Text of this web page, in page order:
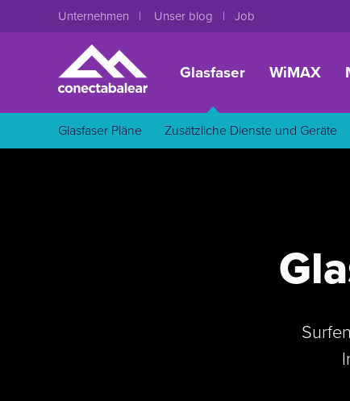
Unternehmen Unser blog Job
Glasfaser WiMAX
Glasfaser Pläne Zusätzliche Dienste und Geräte